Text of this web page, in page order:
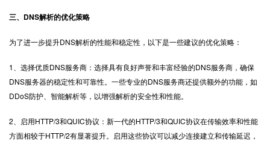
三、 DNS解析的优化策略
为了进一步提升DNS解析的性能和稳定性，以下是一些建议的优化策略：
1、选择优质DNS服务商：选择具有良好声誉和丰富经验的DNS服务商，确保
DNS服务器的稳定性和可靠性。一些专业的DNS服务商还提供额外的功能，如
DDoS防护、智能解析等，以增强解析的安全性和性能。
2、启用HTTP/3和QUIC协议：新一代的HTTP/3和QUIC协议在传输效率和性能
方面相较于HTTP/2有显著提升。启用这些协议可以减少连接建立和传输延迟，